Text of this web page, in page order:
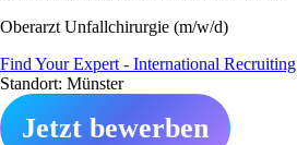
Oberarzt Unfallchirurgie (m/w/d)
Find Your Expert - International Recruiting
Standort: Münster
Jetzt bewerben